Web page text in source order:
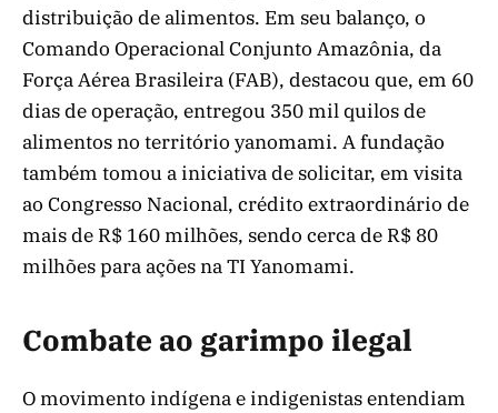
distribuição de alimentos. Em seu balanço, o
Comando Operacional Conjunto Amazônia, da
Força Aérea Brasileira (FAB), destacou que, em 60
dias de operação, entregou 350 mil quilos de
alimentos no território yanomami. A fundação
também tomou a iniciativa de solicitar, em visita
ao Congresso Nacional, crédito extraordinário de
mais de R$ 160 milhões, sendo cerca de R$ 80
milhões para ações na TI Yanomami.
Combate ao garimpo ilegal
O movimento indígena e indigenistas entendiam